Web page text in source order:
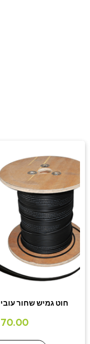
חוט גמיש שחור עובי 50 מ”מ 1 מטר
70.00